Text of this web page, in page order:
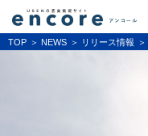
TOP NEWS リリース情報